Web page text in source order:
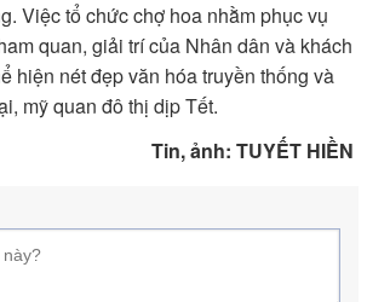
Việc tổ chức chợ hoa nhằm phục vụ
quan, giải trí của Nhân dân và khách
hiện nét đẹp văn hóa truyền thống và
mỹ quan đô thị dịp Tết.
Tin, ảnh: TUYẾT HIỀN